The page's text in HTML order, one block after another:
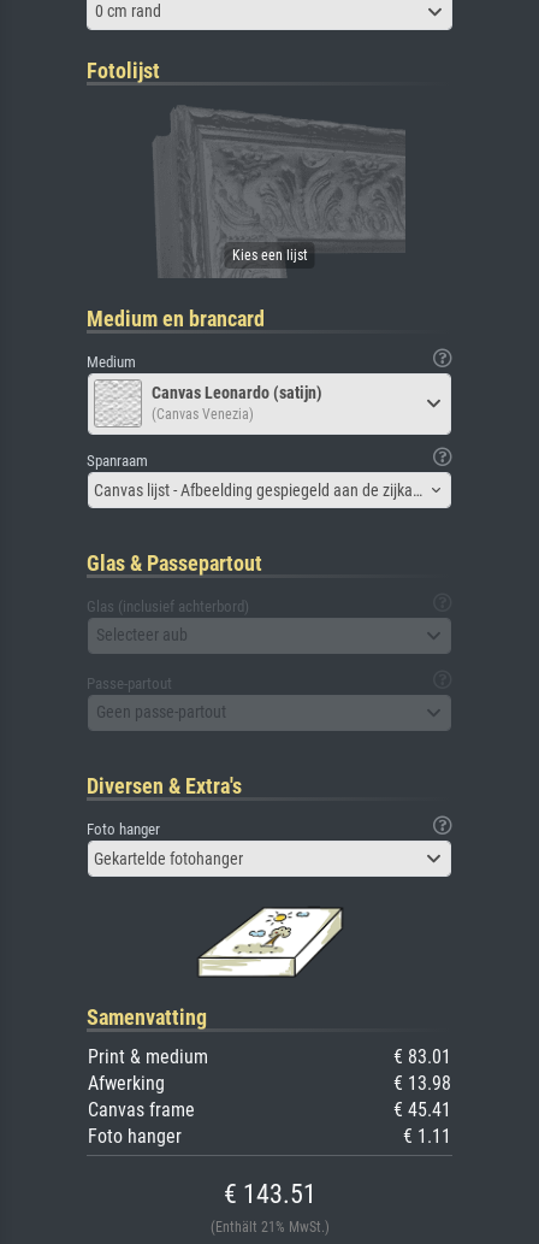
0 cm rand
Fotolijst
Medium en brancard
Medium
Canvas Leonardo (satijn)
(Canvas Venezia)
Spanraam
Canvas lijst - Afbeelding gespiegeld aan de zijkant
Glas & Passepartout
Glas (inclusief achterbord)
Selecteer aub
Passe-partout
Geen passe-partout
Diversen & Extra's
Foto hanger
Gekartelde fotohanger
Samenvatting
Print & medium
€ 83.01
Afwerking
€ 13.98
Canvas frame
€ 45.41
Foto hanger
€ 1.11
€ 143.51
(Enthält 21% MwSt.)